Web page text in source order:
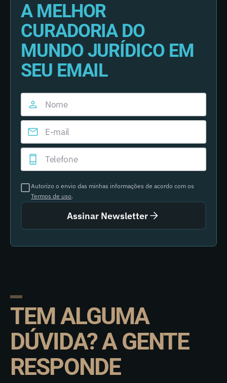
A MELHOR
CURADORIA DO
MUNDO JURÍDICO EM
SEU EMAIL
Autorizo o envio das minhas informações de acordo com os
Termos de uso.
Assinar Newsletter
TEM ALGUMA
DÚVIDA? A GENTE
RESPONDE